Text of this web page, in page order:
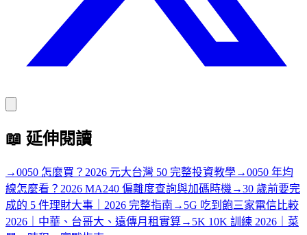
📖 延伸閱讀
→0050 怎麼買？2026 元大台灣 50 完整投資教學→0050 年均
線怎麼看？2026 MA240 偏離度查詢與加碼時機 →30 歲前要完
成的 5 件理財大事｜2026 完整指南 → 5G 吃到飽三家電信比較
2026｜中華、台哥大、遠傳月租實算→ 5K 10K 訓練 2026｜菜